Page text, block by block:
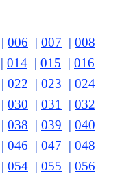
| 006 | 007 | 008
| 014 | 015 | 016
| 022 | 023 | 024
| 030 | 031 | 032
| 038 | 039 | 040
| 046 | 047 | 048
| 054 | 055 | 056